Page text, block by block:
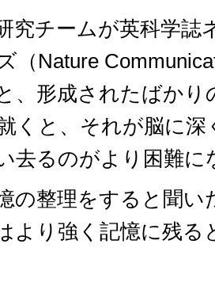
究チームが英科学誌
（Nature
、形成されたばかり
くと、それが脳に深
去るのがより困難に
の整理をすると聞い
より強く記憶に残る